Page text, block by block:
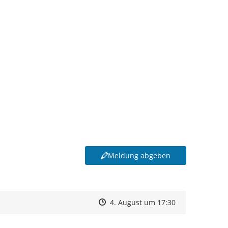
Meldung abgeben
Zeitpunkt des Erstellens
Zeitpunkt des Erstellens
4. August um 17:30Zur Äußerung